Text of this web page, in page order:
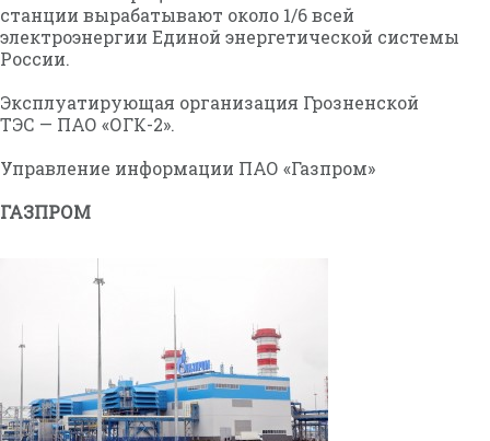
станции вырабатывают около 1/6 всей
электроэнергии Единой энергетической системы
России.
Эксплуатирующая организация Грозненской
ТЭС — ПАО «ОГК-2».
Управление информации ПАО «Газпром»
ГАЗПРОМ